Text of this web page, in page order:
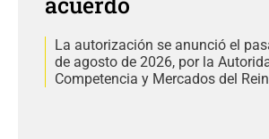
La autorización se anunció el
de agosto de 2026, por la
Competencia y Mercados del